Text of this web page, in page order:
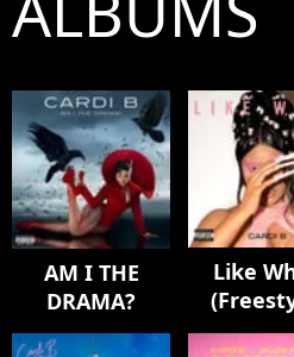
AM I THE
DRAMA?
Like